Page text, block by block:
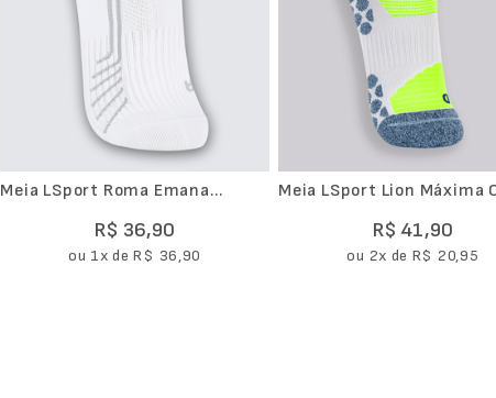
Meia LSport Roma Emana
R$ 36,90
ou 1x deR$ 36,90
Meia LSport Lion Máxima Cano
R$ 41,90
ou 2x de R$ 20,95